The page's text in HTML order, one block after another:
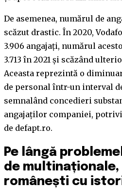
De asemenea, numărul de
scăzut drastic. În 2020,
3.906 angajați, numărul
3.713 în 2021 și scăzând
Aceasta reprezintă o
de personal într-un interval
semnalând concedieri
angajaților companiei,
de defapt.ro.
Pe lângă
de
românești cu